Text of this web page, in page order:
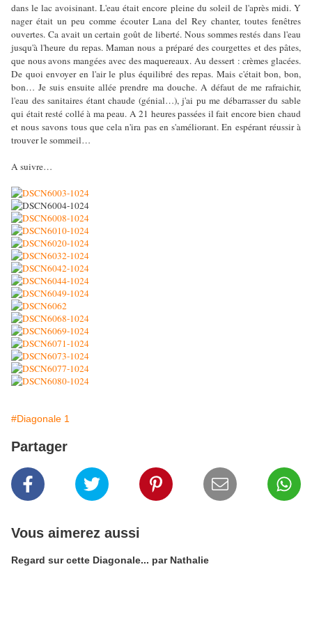
dans le lac avoisinant. L'eau était encore pleine du soleil de l'après midi. Y
nager était un peu comme écouter Lana del Rey chanter, toutes fenêtres
ouvertes. Ca avait un certain goût de liberté. Nous sommes restés dans l'eau
jusqu'à l'heure du repas. Maman nous a préparé des courgettes et des pâtes,
que nous avons mangées avec des maquereaux. Au dessert : crèmes glacées.
De quoi envoyer en l'air le plus équilibré des repas. Mais c'était bon, bon,
bon… Je suis ensuite allée prendre ma douche. A défaut de me rafraichir,
l'eau des sanitaires étant chaude (génial…), j'ai pu me débarrasser du sable
qui était resté collé à ma peau. A 21 heures passées il fait encore bien chaud
et nous savons tous que cela n'ira pas en s'améliorant. En espérant réussir à
trouver le sommeil…
A suivre…
#Diagonale 1
Partager
Vous aimerez aussi
Regard sur cette Diagonale... par Nathalie